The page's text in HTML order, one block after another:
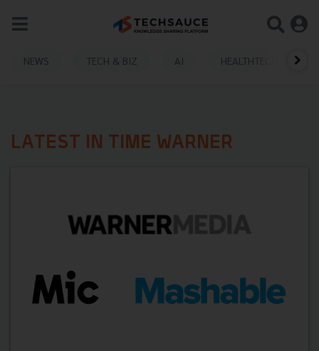
NEWS TECH & BIZ AI HEALTHTECH
LATEST IN TIME WARNER